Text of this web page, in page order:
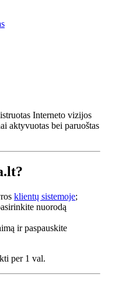
Interneto vizijos
aktyvuotas bei paruoštas
klientų sistemoje;
nuorodą
ir paspauskite
per 1 val.